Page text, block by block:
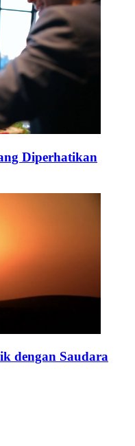
Diperhatikan
dengan Saudara